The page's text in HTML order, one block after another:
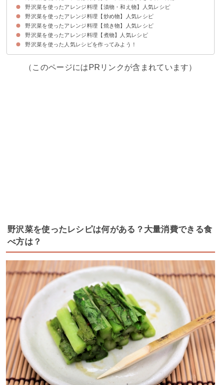
野沢菜を使ったアレンジ料理【漬物・和え物】人気レシピ
①生の野沢菜で作る即席野沢菜漬け
②野沢菜漬けとめかぶのサラダ
③野沢菜漬けと大根の和え物
④大量消費もできる生の野沢菜で作る胡麻和え
⑤きゅうりの野沢菜ちりめん和え
⑥生の野沢菜で作る納豆パスタ
⑦生野沢菜とカリカリ梅のおにぎり
⑧野沢菜としらすの和風パスタ
⑨野沢菜漬けと桜エビの混ぜご飯
⑩さっぱり野沢菜いなり
野沢菜を使ったアレンジ料理【炒め物】人気レシピ
①生野沢菜の油炒め
②野沢菜のにんにく焦がし醤油チャーハン
③野沢菜漬けと厚揚げのそぼろ炒め
④生野沢菜と豚肉のごまソテー
⑤野沢菜漬けと卵のチャーハン
野沢菜を使ったアレンジ料理【焼き物】人気レシピ
①信州の味の野沢菜おやき
②油揚げの野沢菜包み焼き
③野沢菜の簡単おやき
④野沢菜漬けとチーズの和風トースト
⑤野沢菜漬けの卵焼き
野沢菜を使ったアレンジ料理【煮物】人気レシピ
①野沢菜のかぶの煮物
②野沢菜としめじと油揚げの味噌汁
野沢菜を使った人気レシピを作ってみよう！
（このページにはPRリンクが含まれています）
野沢菜を使ったレシピは何がある？大量消費できる食
べ方は？